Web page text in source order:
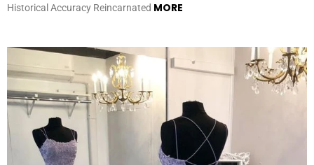
Historical Accuracy Reincarnated MORE